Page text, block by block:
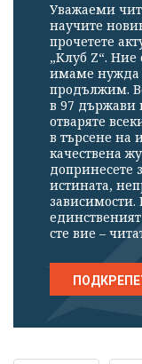
Уважаеми
научите
прочетете
„Клуб Z“.
имаме нужда
продължим.
в 97 държави
отваряте
в търсене на
качествена
допринесете
истината,
сте вие –